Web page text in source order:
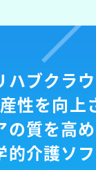
ハブクラ
性を向上
の質を高
的介護ソ